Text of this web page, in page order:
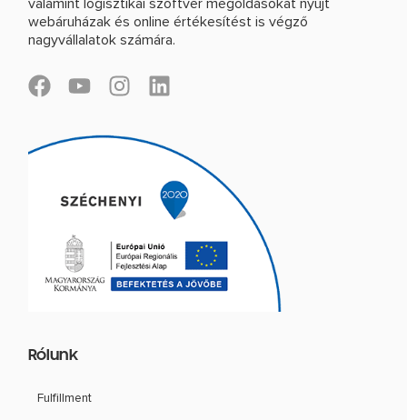
valamint logisztikai szoftver megoldásokat nyújt
webáruházak és online értékesítést is végző
nagyvállalatok számára.
F
e
Y
u
b
I
s
g
a
m
L
k
e
d
n
Rólunk
Fulfillment